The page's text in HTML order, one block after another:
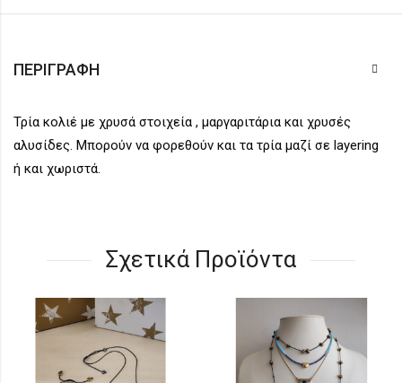
ΠΕΡΙΓΡΑΦΉ
Τρία κολιέ με χρυσά στοιχεία , μαργαριτάρια και χρυσές
αλυσίδες. Μπορούν να φορεθούν και τα τρία μαζί σε layering
ή και χωριστά.
Σχετικά Προϊόντα